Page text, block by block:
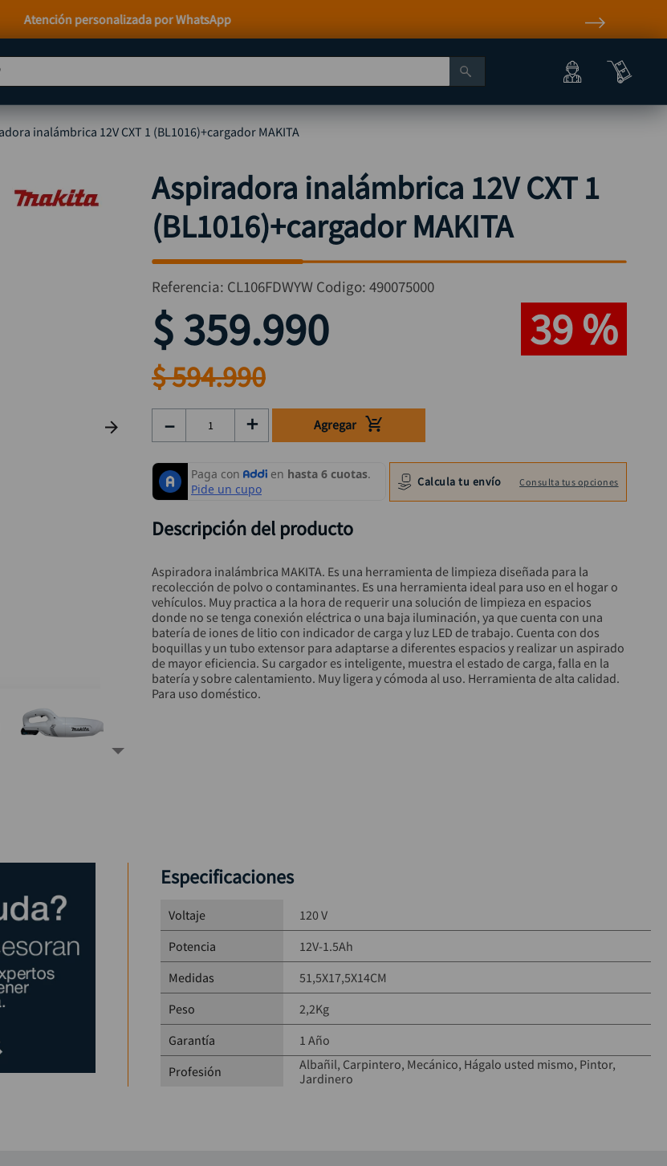
Paga a Crédito con Addi y Sistecrédito
inalámbrica 12V CXT 1 (BL1016)+cargador MAKITA
Aspiradora inalámbrica 12V CXT 1
(BL1016)+cargador MAKITA
Referencia: CL106FDWYW Codigo: 490075000
$359.990 39 %
$594.990
＋
－ Agregar
Calcula tu envío Consulta tus opciones
Descripción del producto
Aspiradora inalámbrica MAKITA. Es una herramienta de limpieza diseñada para la
recolección de polvo o contaminantes. Es una herramienta ideal para uso en el hogar o
vehículos. Muy practica a la hora de requerir una solución de limpieza en espacios
donde no se tenga conexión eléctrica o una baja iluminación, ya que cuenta con una
batería de iones de litio con indicador de carga y luz LED de trabajo. Cuenta con dos
boquillas y un tubo extensor para adaptarse a diferentes espacios y realizar un aspirado
de mayor eficiencia. Su cargador es inteligente, muestra el estado de carga, falla en la
batería y sobre calentamiento. Muy ligera y cómoda al uso. Herramienta de alta calidad.
Para uso doméstico.
Especificaciones
Voltaje
120 V
Potencia
12V-1.5Ah
Medidas
51,5X17,5X14CM
Peso
2,2Kg
Garantía
1 Año
Profesión
Albañil Carpintero Mecánico Hágalo usted mismo Pintor
Jardinero
MÁS BUSCADOS
taladro
compresor